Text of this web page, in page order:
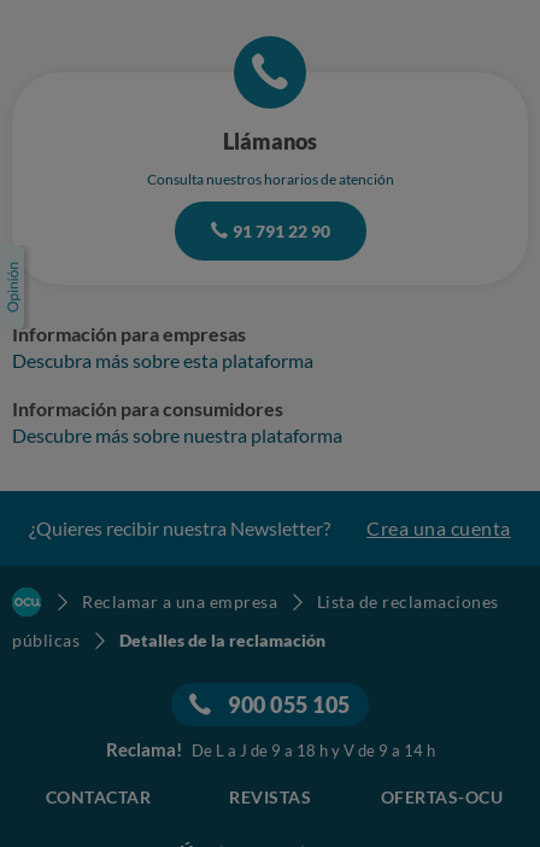
Llámanos
Consulta nuestros horarios de atención
91 791 22 90
Información para empresas
Descubra más sobre esta plataforma
Información para consumidores
Descubre más sobre nuestra plataforma
¿Quieres recibir nuestra Newsletter? Crea una cuenta
Reclamar a una empresa
Lista de reclamaciones
públicas
Detalles de la reclamación
900 055 105
Reclama! De L a J de 9 a 18 h y V de 9 a 14 h
CONTACTAR REVISTAS OFERTAS-OCU